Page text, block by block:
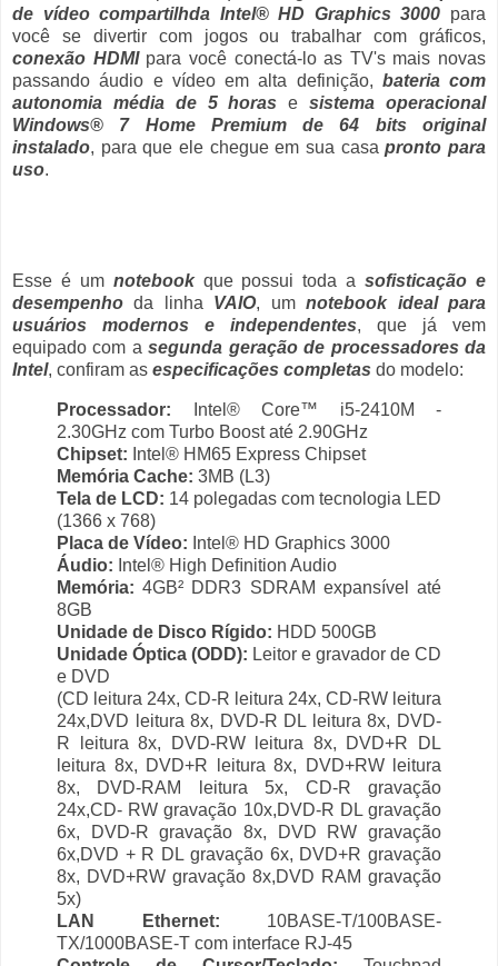
de vídeo compartilhda Intel® HD Graphics 3000 para
você se divertir com jogos ou trabalhar com gráficos,
conexão HDMIpara você conectá-lo as TV's mais novas
passando áudio e vídeo em alta definição, bateria com
autonomia média de 5 horas esistema operacional
Windows® 7 Home Premium de 64 bits original
instalado, para que ele chegue em sua casapronto para
uso.
Esse é um notebookque possui toda asofisticação e
desempenho da linha VAIO, umnotebook ideal para
usuários modernos e independentes, que já vem
equipado com asegunda geração de processadores da
Intel, confiram as especificações completas do modelo:
Processador: Intel® Core™ i5-2410M -
2.30GHz com Turbo Boost até 2.90GHz
Chipset: Intel® HM65 Express Chipset
Memória Cache: 3MB (L3)
Tela de LCD: 14 polegadas com tecnologia LED
(1366 x 768)
Placa de Vídeo: Intel® HD Graphics 3000
Áudio: Intel® High Deﬁnition Audio
Memória: 4GB² DDR3 SDRAM expansível até
8GB
Unidade de Disco Rígido: HDD 500GB
Unidade Óptica (ODD): Leitor e gravador de CD
e DVD
(CD leitura 24x, CD-R leitura 24x, CD-RW leitura
24x,DVD leitura 8x, DVD-R DL leitura 8x, DVD-
R leitura 8x, DVD-RW leitura 8x, DVD+R DL
leitura 8x, DVD+R leitura 8x, DVD+RW leitura
8x, DVD-RAM leitura 5x, CD-R gravação
24x,CD- RW gravação 10x,DVD-R DL gravação
6x, DVD-R gravação 8x, DVD RW gravação
6x,DVD + R DL gravação 6x, DVD+R gravação
8x, DVD+RW gravação 8x,DVD RAM gravação
5x)
LAN Ethernet: 10BASE-T/100BASE-
TX/1000BASE-T com interface RJ-45